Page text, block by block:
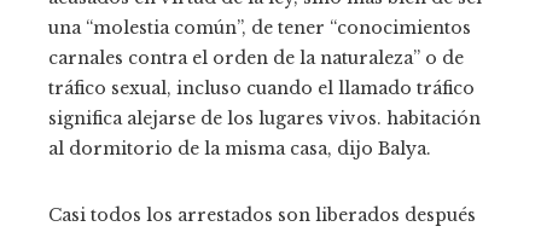
una “molestia común”, de tener “conocimientos
carnales contra el orden de la naturaleza” o de
tráfico sexual, incluso cuando el llamado tráfico
significa alejarse de los lugares vivos. habitación
al dormitorio de la misma casa, dijo Balya.
Casi todos los arrestados son liberados después